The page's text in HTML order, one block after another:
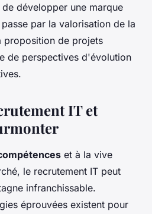
développer une marque
par la valorisation de la
proposition de projets
de perspectives d'évolution
IT et
et à la vive
le recrutement IT peut
infranchissable.
éprouvées existent pour